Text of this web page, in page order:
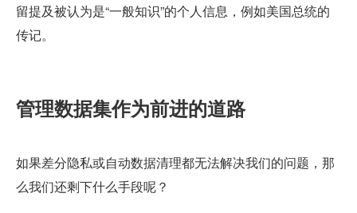
留提及被认为是“一般知识”的个人信息，例如美国总统的
传记。
管理数据集作为前进的道路
如果差分隐私或自动数据清理都无法解决我们的问题，那
么我们还剩下什么手段呢？